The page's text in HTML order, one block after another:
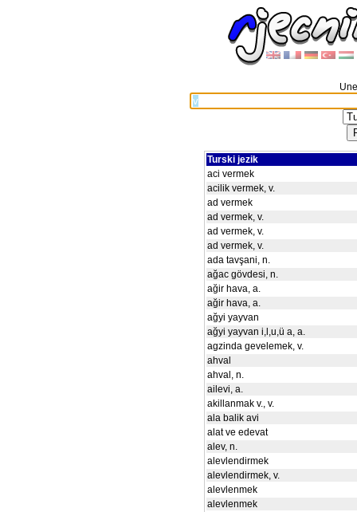
Turski jezik
aci vermek
acilik vermek, v.
ad vermek
ad vermek, v.
ad vermek, v.
ad vermek, v.
ada tavşani, n.
ağac gövdesi, n.
ağir hava, a.
ağir hava, a.
ağyi yayvan
ağyi yayvan i,l,u,ü a, a.
agzinda gevelemek, v.
ahval
ahval, n.
ailevi, a.
akillanmak v., v.
ala balik avi
alat ve edevat
alev, n.
alevlendirmek
alevlendirmek, v.
alevlenmek
alevlenmek